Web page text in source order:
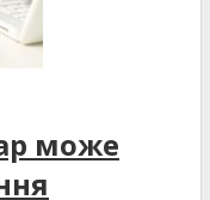
може